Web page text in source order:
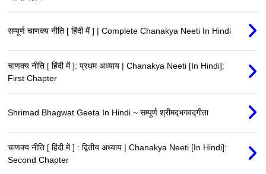
सम्पूर्ण चाणक्य नीति [ हिंदी में ] | Complete Chanakya Neeti In Hindi
चाणक्य नीति [ हिंदी में ]: प्रथम अध्याय | Chanakya Neeti [In Hindi]:
First Chapter
Shrimad Bhagwat Geeta In Hindi ~ सम्पूर्ण श्रीमद्‍भगवद्‍गीता
चाणक्य नीति [ हिंदी में ] : द्वितीय अध्याय | Chanakya Neeti [In Hindi]:
Second Chapter